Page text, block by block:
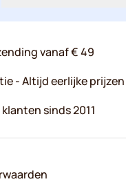
vanaf € 49
- Altijd eerlijke prijzen
sinds 2011